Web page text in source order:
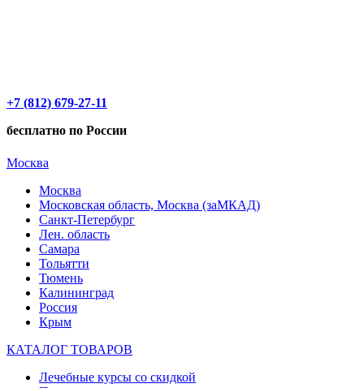
+7 (812) 679-27-11
бесплатно по России
Москва
Москва
Московская область, Москва (заМКАД)
Санкт-Петербург
Лен. область
Самара
Тольятти
Тюмень
Калининград
Россия
Крым
КАТАЛОГ ТОВАРОВ
Лечебные курсы со скидкой